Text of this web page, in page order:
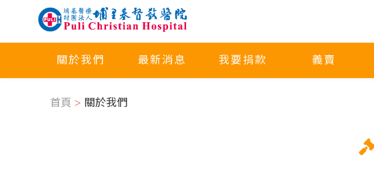
關於我們 最新消息 我要捐款 義賣
首頁 關於我們